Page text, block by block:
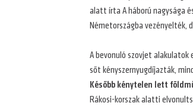
alatt írta A háború nagysága
Németországba
A bevonuló szovjet
sőt kényszernyugdíjazták,
Később kénytelen lett
Rákosi-korszak alatti